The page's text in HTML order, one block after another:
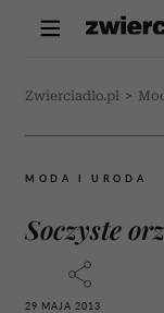
Zwierciadlo.pl >
MODA I URODA
Soczyste
29 MAJA 2013